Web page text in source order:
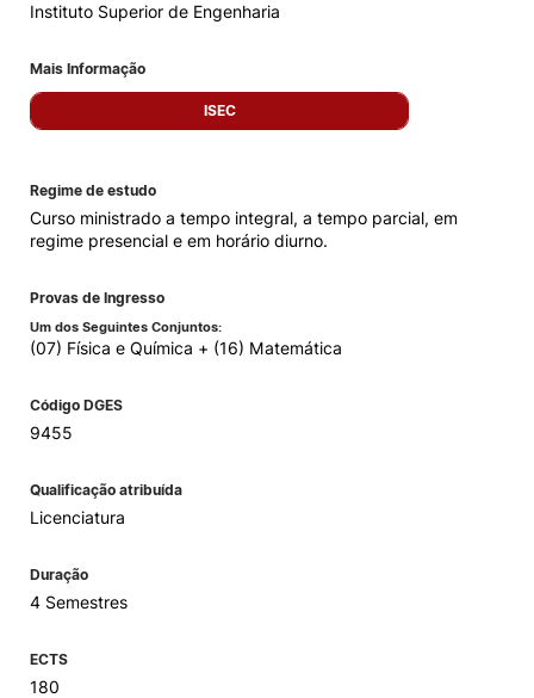
Instituto Superior de Engenharia
Mais Informação
ISEC
Regime de estudo
Curso ministrado a tempo integral, a tempo parcial, em
regime presencial e em horário diurno.
Provas de Ingresso
Um dos Seguintes Conjuntos:
(07) Física e Química + (16) Matemática
Código DGES
9455
Qualificação atribuída
Licenciatura
Duração
4 Semestres
ECTS
180